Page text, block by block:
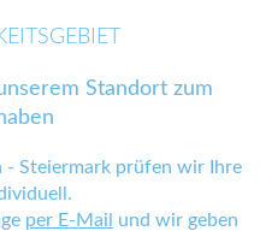
Standort zum
- Steiermark prüfen wir Ihre
per E-Mail
und wir geben